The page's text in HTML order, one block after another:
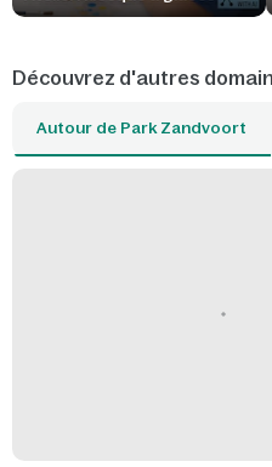
Découvrez d'autres
Autour de Park Zandvoort